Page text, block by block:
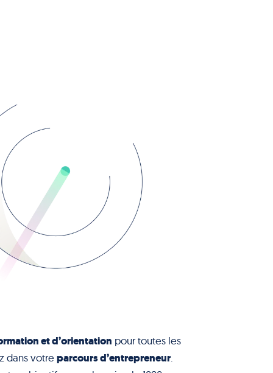
et d’orientation pour toutes les
dans votre parcours d’entrepreneur